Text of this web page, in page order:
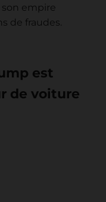
empire
de fraudes.
est
de voiture